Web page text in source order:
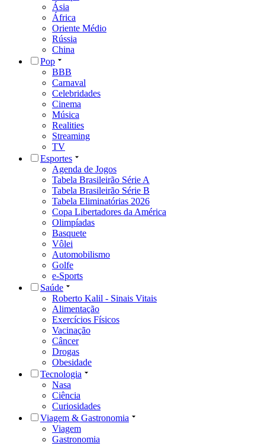
Ásia
África
Oriente Médio
Rússia
China
Pop
BBB
Carnaval
Celebridades
Cinema
Música
Realities
Streaming
TV
Esportes
Agenda de Jogos
Tabela Brasileirão Série A
Tabela Brasileirão Série B
Tabela Eliminatórias 2026
Copa Libertadores da América
Olimpíadas
Basquete
Vôlei
Automobilismo
Golfe
e-Sports
Saúde
Roberto Kalil - Sinais Vitais
Alimentação
Exercícios Físicos
Vacinação
Câncer
Drogas
Obesidade
Tecnologia
Nasa
Ciência
Curiosidades
Viagem & Gastronomia
Viagem
Gastronomia